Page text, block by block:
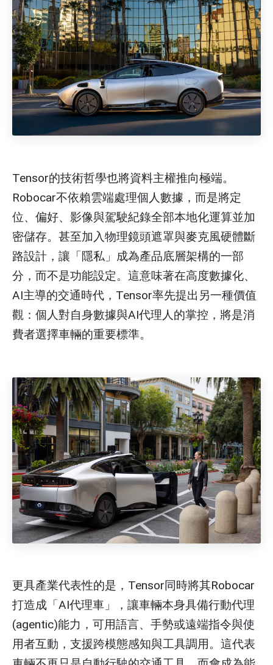
Tensor的技術哲學也將資料主權推向極端。
Robocar不依賴雲端處理個人數據，而是將定
位、偏好、影像與駕駛紀錄全部本地化運算並加
密儲存。甚至加入物理鏡頭遮罩與麥克風硬體斷
路設計，讓「隱私」成為產品底層架構的一部
分，而不是功能設定。這意味著在高度數據化、
AI主導的交通時代，Tensor率先提出另一種價值
觀：個人對自身數據與AI代理人的掌控，將是消
費者選擇車輛的重要標準。
更具產業代表性的是，Tensor同時將其Robocar
打造成「AI代理車」，讓車輛本身具備行動代理
(agentic)能力，可用語言、手勢或遠端指令與使
用者互動，支援跨模態感知與工具調用。這代表